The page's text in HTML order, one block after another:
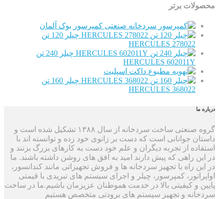
برتر
کمپرسور بوک آلمان
چیلر 120 تن
HERCULES 278022
چیلر 240 تن
HERCULES 602011Y
داکت اسپلیت
چیلر 160 تن
HERCULES 368022
گروه صنعتی ساخت سردخانه از سال ۱۳۸۸ تشکیل شده است و
جوانانی است که دست بر زانوی خود زده و توانسته اند با
از تجربه دیگران و علم خود دست به کارهای بزرگ بزنند و
راهی که پیش دارند امید به افق های روشن داشته باشند. ما
راه با تجهیز سردخانه ها و فروش تجهیزاتی مانند کندانسور،
کمپرسور، چیلر و اجرای سیستم های تبریدی با قیمتی
و کیفیتی بالا در خدمت هموطنان عزیزمان باشیم.ما در ساخت
و تجهیز سیستم های برودتی متخصص هستیم